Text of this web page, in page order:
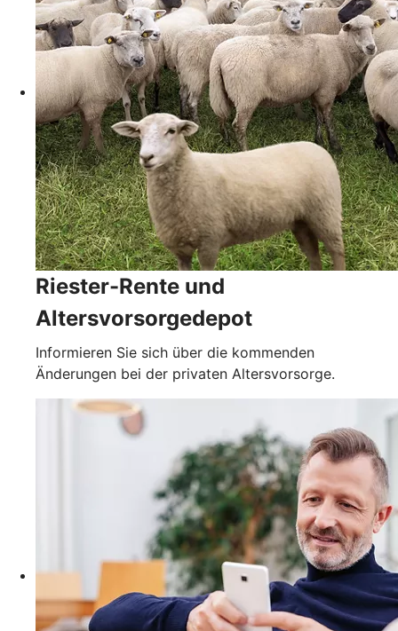
Riester-Rente und
Altersvorsorgedepot
Informieren Sie sich über die kommenden
Änderungen bei der privaten Altersvorsorge.